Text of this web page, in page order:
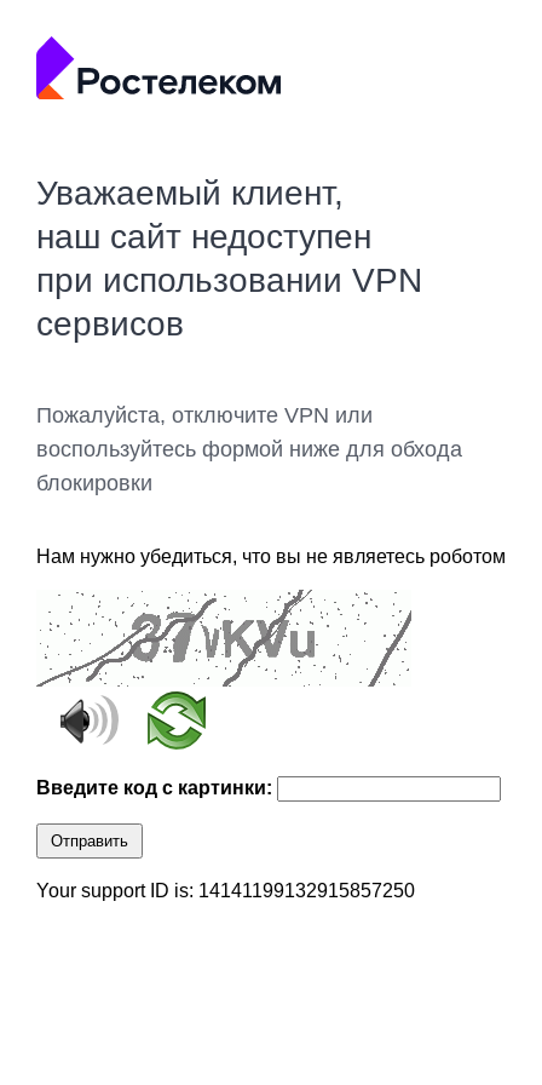
Уважаемый клиент,
наш сайт недоступен
при использовании VPN
сервисов
Пожалуйста, отключите VPN или
воспользуйтесь формой ниже для обхода
блокировки
Нам нужно убедиться, что вы не являетесь роботом
Введите код с картинки:
Отправить
Your support ID is: 14141199132915857250